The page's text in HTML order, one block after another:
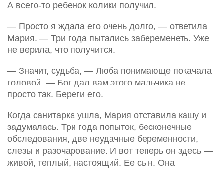
А всего-то ребенок колики получил.
— Просто я ждала его очень долго, — ответила
Мария. — Три года пытались забеременеть. Уже
не верила, что получится.
— Значит, судьба, — Люба понимающе покачала
головой. — Бог дал вам этого мальчика не
просто так. Береги его.
Когда санитарка ушла, Мария отставила кашу и
задумалась. Три года попыток, бесконечные
обследования, две неудачные беременности,
слезы и разочарование. И вот теперь он здесь —
живой, теплый, настоящий. Ее сын. Она